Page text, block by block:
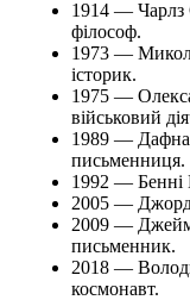
1914 — Чарлз
філософ.
1973 —
історик.
1975 —
військовий
1989 — Дафна
письменниця.
1992 — Бенні
2005 —
2009 —
письменник.
2018 —
космонавт.